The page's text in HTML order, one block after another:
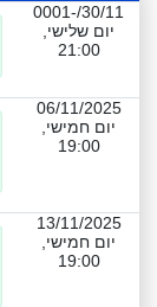
30/11/-0001
יום שלישי,
21:00
06/11/2025
יום חמישי,
19:00
13/11/2025
יום חמישי,
19:00